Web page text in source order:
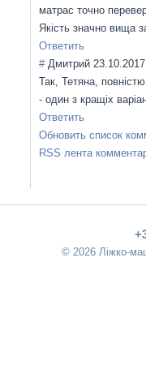
матрас точно
Якість значно вища
Ответить
# Дмитрий
Так, Тетяна,
- один з кращiх
Ответить
Обновить список
RSS лента
© 2026 Ліжко-